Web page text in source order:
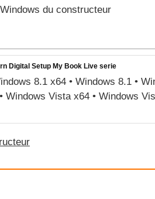
du constructeur
Digital Setup My Book Live serie
8.1 x64 • Windows 8.1 •
Windows Vista x64 • Windows